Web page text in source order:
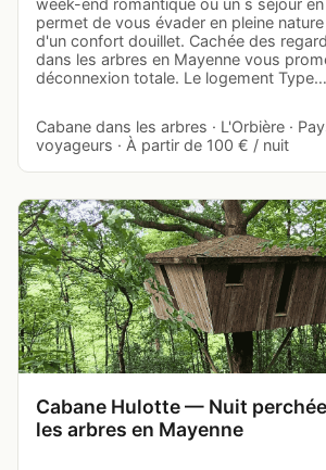
week-end romantique ou un s séjour
permet de vous évader en pleine
d'un confort douillet. Cachée des
dans les arbres en Mayenne vous
déconnexion totale. Le logement Type…
Cabane dans les arbres · L'Orbière ·
voyageurs · À partir de 100 € / nuit
Cabane Hulotte — Nuit
les arbres en Mayenne